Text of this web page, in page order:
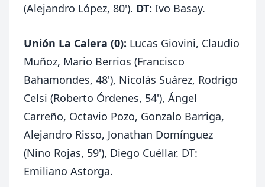
(Alejandro López, 80'). DT: Ivo Basay.
Unión La Calera (0): Lucas Giovini, Claudio
Muñoz, Mario Berrios (Francisco
Bahamondes, 48'), Nicolás Suárez, Rodrigo
Celsi (Roberto Órdenes, 54'), Ángel
Carreño, Octavio Pozo, Gonzalo Barriga,
Alejandro Risso, Jonathan Domínguez
(Nino Rojas, 59'), Diego Cuéllar. DT:
Emiliano Astorga.